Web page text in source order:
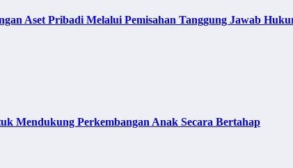
Aset Pribadi Melalui Pemisahan Tanggung Jawab
Mendukung Perkembangan Anak Secara Bertahap